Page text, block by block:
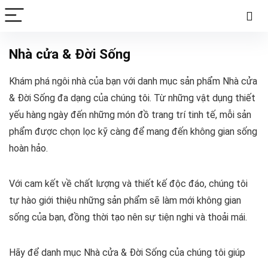
Nhà cửa & Đời Sống
Khám phá ngôi nhà của bạn với danh mục sản phẩm Nhà cửa
& Đời Sống đa dạng của chúng tôi. Từ những vật dụng thiết
yếu hàng ngày đến những món đồ trang trí tinh tế, mỗi sản
phẩm được chọn lọc kỹ càng để mang đến không gian sống
hoàn hảo.
Với cam kết về chất lượng và thiết kế độc đáo, chúng tôi
tự hào giới thiệu những sản phẩm sẽ làm mới không gian
sống của bạn, đồng thời tạo nên sự tiện nghi và thoải mái.
Hãy để danh mục Nhà cửa & Đời Sống của chúng tôi giúp